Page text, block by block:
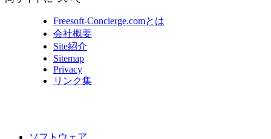
Freesoft-Concierge.comとは
会社概要
Site紹介
Sitemap
Privacy
リンク集
ソフトウェア